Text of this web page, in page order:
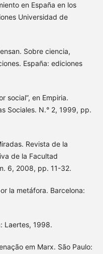
en España en los
Universidad de
Sobre ciencia,
España: ediciones
social”, en Empiria.
Sociales. N.° 2, 1999, pp.
Revista de la
de la Facultad
6, 2008, pp. 11-32.
la metáfora. Barcelona:
Laertes, 1998.
em Marx. São Paulo: